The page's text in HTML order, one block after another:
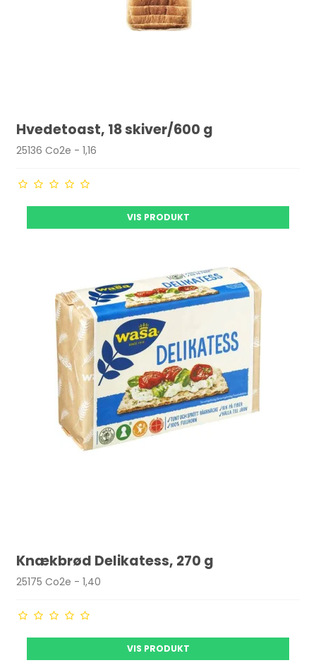
Hvedetoast, 18 skiver/600 g
25136 Co2e - 1,16
VIS PRODUKT
Knækbrød Delikatess, 270 g
25175 Co2e - 1,40
VIS PRODUKT